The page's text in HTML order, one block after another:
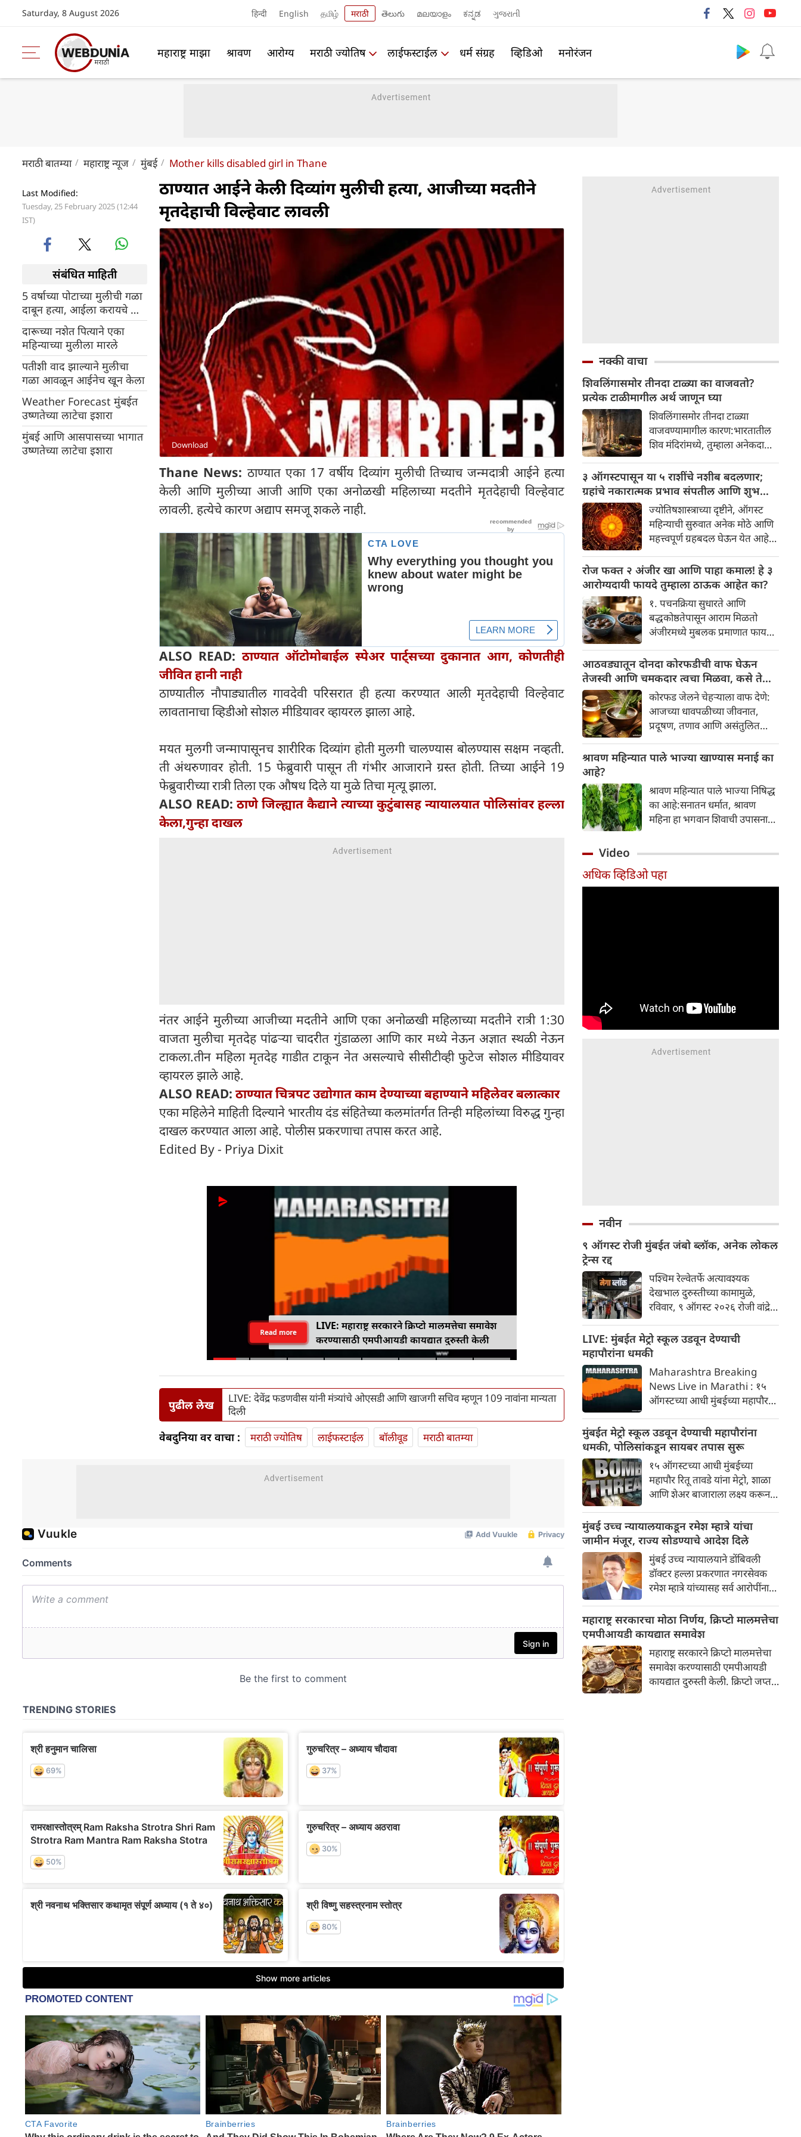
Saturday, 8 August 2026 हिन्दी English தமிழ் मराठी తెలుగు മലയാളം ಕನ್ನಡ ગુજરાતી
महाराष्ट्र माझा श्रावण आरोग्य मराठी ज्योतिष लाईफस्टाईल धर्म संग्रह व्हिडिओ मनोरंजन
मराठी बातम्या महाराष्ट्र न्यूज मुंबई Mother kills disabled girl in Thane
Last Modified:
Tuesday, 25 February 2025 (12:44
IST)
संबंधित माहिती
5 वर्षाच्या पोटाच्या मुलीची गळा
दाबून हत्या, आईला करायचे होते
दुसरे लग्न
दारूच्या नशेत पित्याने एका
महिन्याच्या मुलीला मारले
पतीशी वाद झाल्याने मुलीचा
गळा आवळून आईनेच खून केला
Weather Forecast मुंबईत
उष्णतेच्या लाटेचा इशारा
मुंबई आणि आसपासच्या भागात
उष्णतेच्या लाटेचा इशारा
ठाण्यात आईने केली दिव्यांग मुलीची हत्या, आजीच्या मदतीने
मृतदेहाची विल्हेवाट लावली
Download
Thane News: ठाण्यात एका 17 वर्षीय दिव्यांग मुलीची तिच्याच जन्मदात्री आईने हत्या
केली आणि मुलीच्या आजी आणि एका अनोळखी महिलाच्या मदतीने मृतदेहाची विल्हेवाट
लावली. हत्येचे कारण अद्याप समजू शकले नाही.
ALSO READ: ठाण्यात ऑटोमोबाईल स्पेअर पार्ट्सच्या दुकानात आग, कोणतीही
जीवित हानी नाही
ठाण्यातील नौपाड्यातील गावदेवी परिसरात ही हत्या करण्यात आली मृतदेहाची विल्हेवाट
लावतानाचा व्हिडीओ सोशल मीडियावर व्हायरल झाला आहे.
मयत मुलगी जन्मापासूनच शारीरिक दिव्यांग होती मुलगी चालण्यास बोलण्यास सक्षम नव्हती.
ती अंथरुणावर होती. 15 फेब्रुवारी पासून ती गंभीर आजाराने ग्रस्त होती. तिच्या आईने 19
फेब्रुवारीच्या रात्री तिला एक औषध दिले या मुळे तिचा मृत्यू झाला.
ALSO READ: ठाणे जिल्ह्यात कैद्याने त्याच्या कुटुंबासह न्यायालयात पोलिसांवर हल्ला
केला,गुन्हा दाखल
नंतर आईने मुलीच्या आजीच्या मदतीने आणि एका अनोळखी महिलाच्या मदतीने रात्री 1:30
वाजता मुलीचा मृतदेह पांढऱ्या चादरीत गुंडाळला आणि कार मध्ये नेऊन अज्ञात स्थळी नेऊन
टाकला.तीन महिला मृतदेह गाडीत टाकून नेत असल्याचे सीसीटीव्ही फुटेज सोशल मीडियावर
व्हायरल झाले आहे.
ALSO READ: ठाण्यात चित्रपट उद्योगात काम देण्याच्या बहाण्याने महिलेवर बलात्कार
एका महिलेने माहिती दिल्याने भारतीय दंड संहितेच्या कलमांतर्गत तिन्ही महिलांच्या विरुद्ध गुन्हा
दाखल करण्यात आला आहे. पोलीस प्रकरणाचा तपास करत आहे.
Edited By - Priya Dixit
LIVE: महाराष्ट्र सरकारने क्रिप्टो मालमत्तेचा समावेश
करण्यासाठी एमपीआयडी कायद्यात दुरुस्ती केली
Read more
पुढील लेख
LIVE: देवेंद्र फडणवीस यांनी मंत्र्यांचे ओएसडी आणि खाजगी सचिव म्हणून 109 नावांना मान्यता
दिली
वेबदुनिया वर वाचा : मराठी ज्योतिष लाईफस्टाईल बॉलीवूड मराठी बातम्या
नक्की वाचा
शिवलिंगासमोर तीनदा टाळ्या का वाजवतो?
प्रत्येक टाळीमागील अर्थ जाणून घ्या
शिवलिंगासमोर तीनदा टाळ्या
वाजवण्यामागील कारण:भारतातील
शिव मंदिरांमध्ये, तुम्हाला अनेकदा
वाजवताना दिसतील. ही एक सामान्य
प्रथा आहे, पण तुम्ही कधी विचार
केला आहे का की यामागे काय रहस्य
आहे आणि प्रत्येक टाळीचा अर्थ काय
आहे? हा केवळ एक विधी नाही, तर
यामागे खोलवर रुजलेल्या पौराणिक
श्रद्धा, आध्यात्मिक अर्थ आणि काही
वैज्ञानिक तर्कदेखील आहेत. चला, या
अनोख्या परंपरेमागील अर्थ
सविस्तरपणे समजून घेऊया.
३ ऑगस्टपासून या ५ राशींचे नशीब बदलणार;
ग्रहांचे नकारात्मक प्रभाव संपतील आणि शुभ
दिवसांची सुरुवात होईलज्योतिषशास्त्राच्या दृष्टीने, ऑगस्ट
महिन्याची सुरुवात अनेक मोठे आणि
महत्त्वपूर्ण ग्रहबदल घेऊन येत आहे.
हालचाल अनेक राशींच्या जीवनात
सकारात्मक बदल घडवून आणणार
आहे. विशेषतः ३ ऑगस्ट रोजी एक
अत्यंत दुर्मिळ आणि फलदायी
ग्रहस्थिती (संयोग) तयार होत आहे.
या दिवशी तयार होणारे शुभ योग,
ग्रहांची स्थिती आणि या गोचरमुळे
ज्यांचे नशीब उजळणार आहे अशा
भाग्यवान राशींबद्दल आपण जाणून
घेऊया!
रोज फक्त २ अंजीर खा आणि पाहा कमाल! हे ३
आरोग्यदायी फायदे तुम्हाला ठाऊक आहेत का?
१. पचनक्रिया सुधारते आणि
बद्धकोष्ठतेपासून आराम मिळतो
अंजीरमध्ये मुबलक प्रमाणात फायबर
बद्धकोष्ठता, गॅस किंवा अपचनाचा
त्रास होत असेल, तर अंजीर
तुमच्यासाठी वरदान ठरू शकते. हे
आतड्यांची स्वच्छता ठेवण्यास मदत
करते. पचनसंस्था मजबूत करून पोट
साफ होण्यास मदत करते.
आठवड्यातून दोनदा कोरफडीची वाफ घेऊन
तेजस्वी आणि चमकदार त्वचा मिळवा, कसे ते
जाणून घ्या
कोरफड जेलने चेहऱ्याला वाफ देणे:
आजच्या धावपळीच्या जीवनात,
प्रदूषण, तणाव आणि असंतुलित
नकारात्मक परिणाम होऊ शकतो.
होते, ज्यामुळे निस्तेजपणा, मुरुमे
आणि ब्लॅकहेड्स यांसारख्या समस्या
निर्माण होतात.
श्रावण महिन्यात पाले भाज्या खाण्यास मनाई का
आहे?
श्रावण महिन्यात पाले भाज्या निषिद्ध
का आहे:सनातन धर्मात, श्रावण
महिना हा भगवान शिवाची उपासना
दानधर्म आणि सात्विक जीवनशैलीचे
पालन करतात.
Video
अधिक व्हिडिओ पहा
नवीन
९ ऑगस्ट रोजी मुंबईत जंबो ब्लॉक, अनेक लोकल
ट्रेन्स रद्द
पश्चिम रेल्वेतर्फे अत्यावश्यक
देखभाल दुरुस्तीच्या कामामुळे,
रविवार, ९ ऑगस्ट २०२६ रोजी वांद्रे
स्थानकांदरम्यान हार्बर लाईनवर जंबो
ब्लॉक लागू करण्यात येईल. हा ब्लॉक
सकाळी १०:३० ते दुपारी ३:३० पर्यंत
लागू राहील.
LIVE: मुंबईत मेट्रो स्कूल उडवून देण्याची
महापौरांना धमकी
Maharashtra Breaking
News Live in Marathi : १५
ऑगस्टच्या आधी मुंबईच्या महापौर
शेअर बाजाराला लक्ष्य करून बॉम्बची
धमकी मिळाली आहे. खलिस्तान
समर्थकांनी पाठवलेल्या या ईमेलनंतर
मुंबई पोलिसांनी सायबर तपास सुरू
केला आहे
मुंबईत मेट्रो स्कूल उडवून देण्याची महापौरांना
धमकी, पोलिसांकडून सायबर तपास सुरू
१५ ऑगस्टच्या आधी मुंबईच्या
महापौर रितू तावडे यांना मेट्रो, शाळा
आणि शेअर बाजाराला लक्ष्य करून
खलिस्तान समर्थकांनी पाठवलेल्या या
ईमेलनंतर मुंबई पोलिसांनी सायबर
तपास सुरू केला आहे.
मुंबई उच्च न्यायालयाकडून रमेश म्हात्रे यांचा
जामीन मंजूर, राज्य सोडण्याचे आदेश दिले
मुंबई उच्च न्यायालयाने डोंबिवली
डॉक्टर हल्ला प्रकरणात नगरसेवक
रमेश म्हात्रे यांच्यासह सर्व आरोपींना
निकाल दिला आहे. तथापि,
न्यायालयाने जामिनावर कठोर अटी
घातल्या आहेत. सर्वात महत्त्वाची अट
अशी आहे की, पुढील आदेश येईपर्यंत
रमेश म्हात्रे यांनी महाराष्ट्राबाहेरच
राहावे.
महाराष्ट्र सरकारचा मोठा निर्णय, क्रिप्टो मालमत्तेचा
एमपीआयडी कायद्यात समावेश
महाराष्ट्र सरकारने क्रिप्टो मालमत्तेचा
समावेश करण्यासाठी एमपीआयडी
कायद्यात दुरुस्ती केली. क्रिप्टो जप्त